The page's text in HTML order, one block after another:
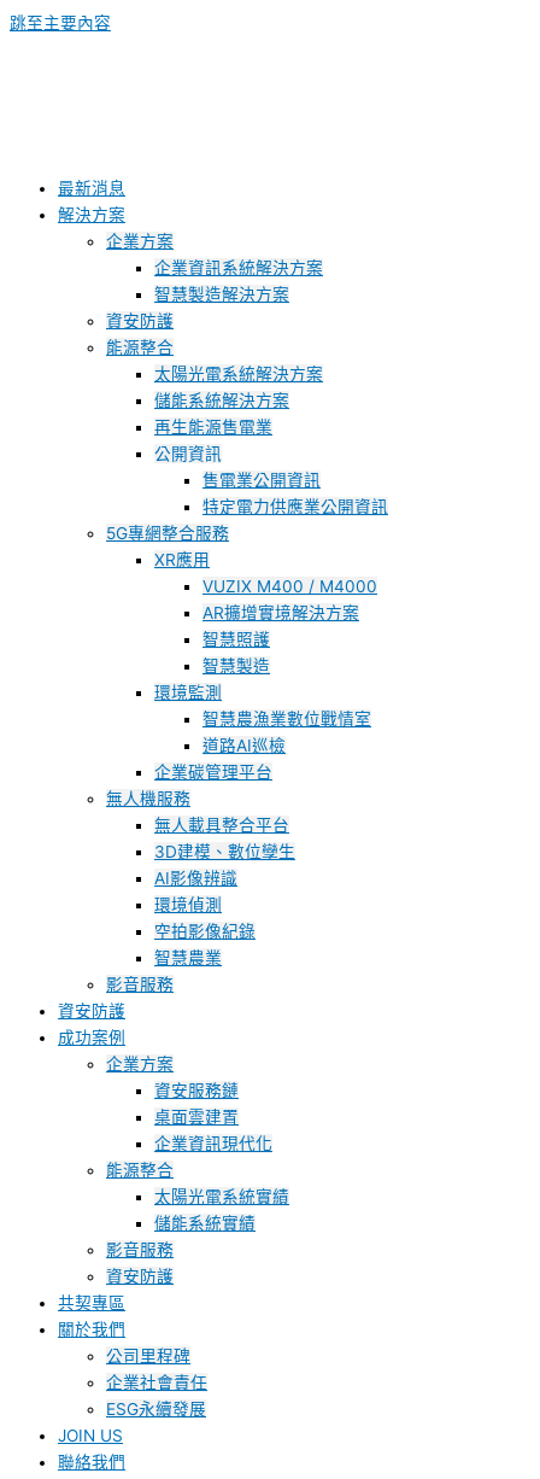
跳至主要內容
最新消息
解決方案
企業方案
企業資訊系統解決方案
智慧製造解決方案
資安防護
能源整合
太陽光電系統解決方案
儲能系統解決方案
再生能源售電業
公開資訊
售電業公開資訊
特定電力供應業公開資訊
5G專網整合服務
XR應用
VUZIX M400 / M4000
AR擴增實境解決方案
智慧照護
智慧製造
環境監測
智慧農漁業數位戰情室
道路AI巡檢
企業碳管理平台
無人機服務
無人載具整合平台
3D建模、數位孿生
AI影像辨識
環境偵測
空拍影像紀錄
智慧農業
影音服務
資安防護
成功案例
企業方案
資安服務鏈
桌面雲建置
企業資訊現代化
能源整合
太陽光電系統實績
儲能系統實績
影音服務
資安防護
共契專區
關於我們
公司里程碑
企業社會責任
ESG永續發展
JOIN US
聯絡我們